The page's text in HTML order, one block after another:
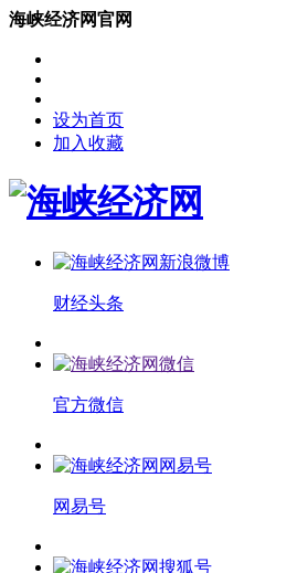
海峡经济网官网
设为首页
加入收藏
财经头条
官方微信
网易号